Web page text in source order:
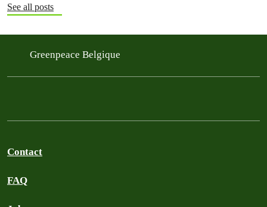
See all posts
Greenpeace Belgique
Contact
FAQ